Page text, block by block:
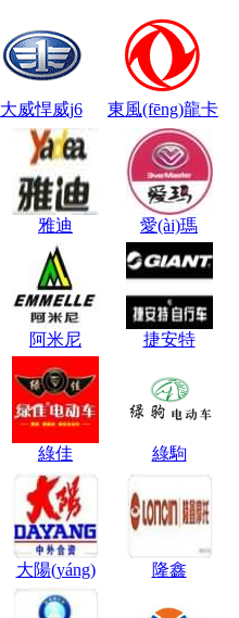
大威悍威j6 東風(fēng)龍卡
雅迪 愛(ài)瑪
阿米尼 捷安特
綠佳 綠駒
大陽(yáng) 隆鑫